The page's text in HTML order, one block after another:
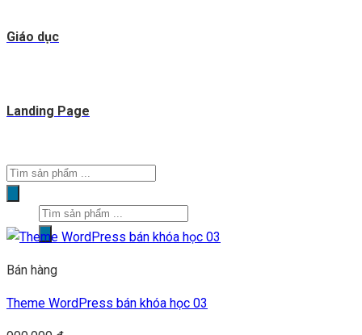
Tìm
kiếm
phẩm
Giáo dục
Landing Page
Tìm
phẩm
Bán hàng
Theme WordPress bán khóa học 03